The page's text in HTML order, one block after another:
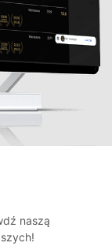
naszą